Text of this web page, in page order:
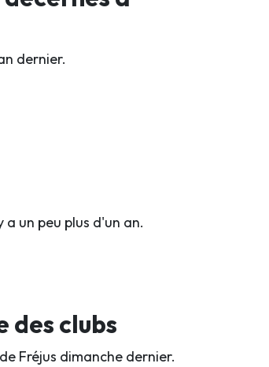
dernier.
un peu plus d'un an.
des clubs
Fréjus dimanche dernier.